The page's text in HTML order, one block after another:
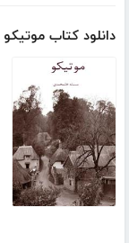
دانلود کتاب موتیکو